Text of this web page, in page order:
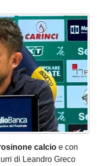
calcio e con
di Leandro Greco